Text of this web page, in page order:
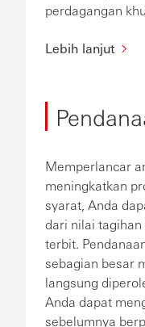
perdagangan
Lebih lanjut
Memperlancar
meningkatkan
syarat, Anda
dari nilai
terbit.
sebagian besar
langsung
Anda dapat
sebelumnya